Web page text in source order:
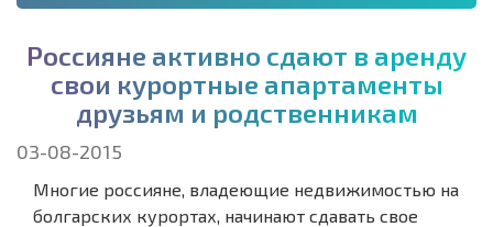
Россияне активно сдают в аренду
свои курортные апартаменты
друзьям и родственникам
03-08-2015
Многие россияне, владеющие недвижимостью на
болгарских курортах, начинают сдавать свое